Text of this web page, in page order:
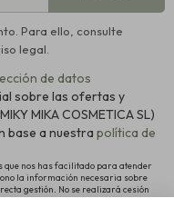
Para ello, consulte
legal.
de datos
sobre las ofertas y
MIKA COSMETICA SL)
base a nuestra política de
que nos has facilitado para atender
la información necesaria sobre
gestión. No se realizará cesión
el consentimiento manifestado para